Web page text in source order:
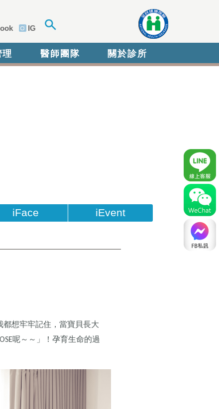
IG
醫師團隊 關於診所
iFace iEvent
想牢牢記住，當寶貝長大
呢～～」！孕育生命的過